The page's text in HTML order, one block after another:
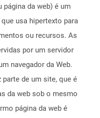
página da web) é um
usa hipertexto para
ou recursos. As
por um servidor
navegador da Web.
parte de um site, que é
da web sob o mesmo
página da web é